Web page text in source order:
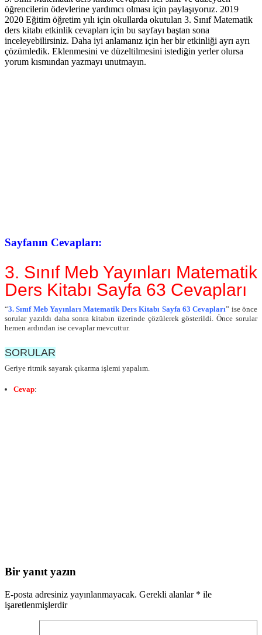
öğrencilerin ödevlerine yardımcı olması için paylaşıyoruz. 2019
2020 Eğitim öğretim yılı için okullarda okutulan 3. Sınıf Matematik
ders kitabı etkinlik cevapları için bu sayfayı baştan sona
inceleyebilirsiniz. Daha iyi anlamanız için her bir etkinliği ayrı ayrı
çözümledik. Eklenmesini ve düzeltilmesini istediğin yerler olursa
yorum kısmından yazmayı unutmayın.
Sayfanın Cevapları:
3. Sınıf Meb Yayınları Matematik
Ders Kitabı Sayfa 63 Cevapları
“3. Sınıf Meb Yayınları Matematik Ders Kitabı Sayfa 63 Cevapları” ise önce
sorular yazıldı daha sonra kitabın üzerinde çözülerek gösterildi. Önce sorular
hemen ardından ise cevaplar mevcuttur.
SORULAR
Geriye ritmik sayarak çıkarma işlemi yapalım.
Cevap:
Bir yanıt yazın
E-posta adresiniz yayınlanmayacak. Gerekli alanlar * ile
işaretlenmişlerdir